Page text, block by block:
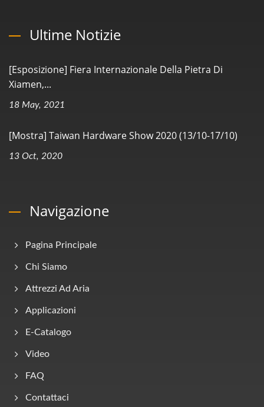
Ultime Notizie
[Esposizione] Fiera Internazionale Della Pietra Di
Xiamen,...
18 May, 2021
[Mostra] Taiwan Hardware Show 2020 (13/10-17/10)
13 Oct, 2020
Navigazione
Pagina Principale
Chi Siamo
Attrezzi Ad Aria
Applicazioni
E-Catalogo
Video
FAQ
Contattaci